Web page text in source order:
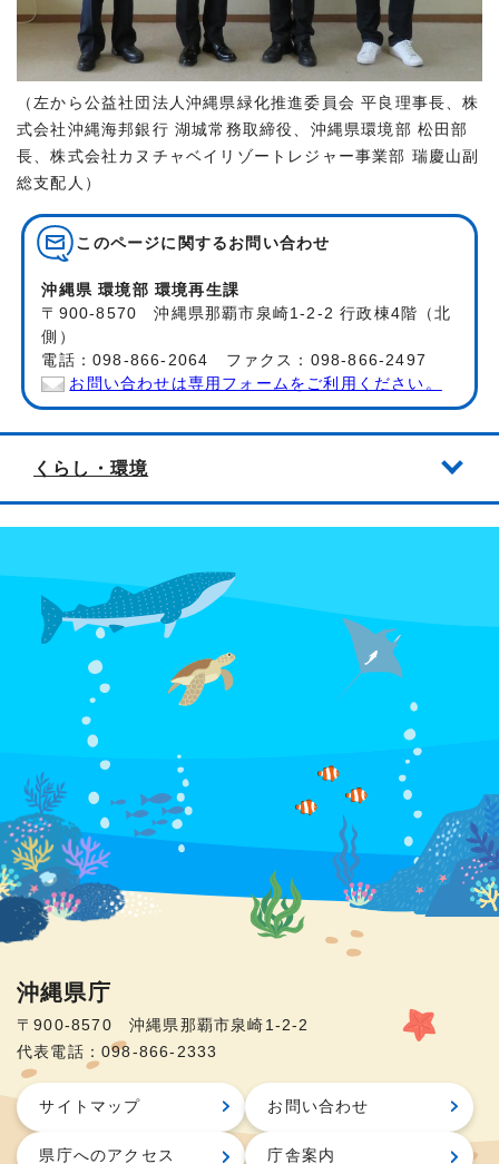
（左から公益社団法人沖縄県緑化推進委員会 平良理事長、株
式会社沖縄海邦銀行 湖城常務取締役、沖縄県環境部 松田部
長、株式会社カヌチャベイリゾートレジャー事業部 瑞慶山副
総支配人）
このページに関する お問い合わせ
沖縄県 環境部 環境再生課
〒900-8570 沖縄県那覇市泉崎1-2-2 行政棟4階（北
側）
電話：098-866-2064 ファクス：098-866-2497
お問い合わせは専用フォームをご利用ください。
くらし・環境
沖縄県庁
〒900-8570 沖縄県那覇市泉崎1-2-2
代表電話：098-866-2333
サイトマップ お問い合わせ
県庁へのアクセス 庁舎案内